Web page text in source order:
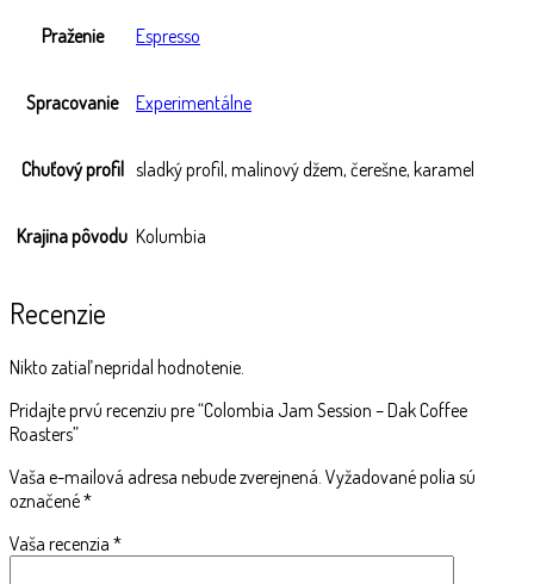
Praženie Espresso
Spracovanie Experimentálne
Chuťový profil sladký profil, malinový džem, čerešne, karamel
Krajina pôvodu Kolumbia
Recenzie
Nikto zatiaľ nepridal hodnotenie.
Pridajte prvú recenziu pre “Colombia Jam Session – Dak Coffee
Roasters”
Vaša e-mailová adresa nebude zverejnená. Vyžadované polia sú
označené*
Vaša recenzia *